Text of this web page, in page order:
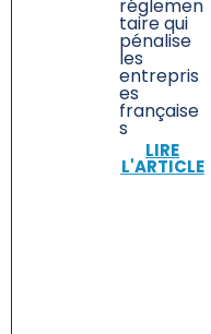
réglemen
taire qui
pénalise
les
entrepris
es
française
s
LIRE
L'ARTICLE